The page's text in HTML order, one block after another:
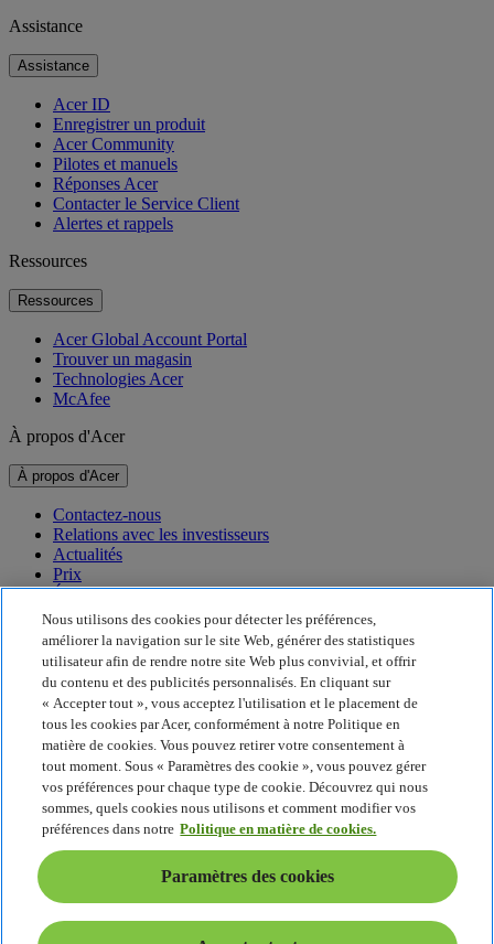
Assistance
Assistance
Acer ID
Enregistrer un produit
Acer Community
Pilotes et manuels
Réponses Acer
Contacter le Service Client
Alertes et rappels
Ressources
Ressources
Acer Global Account Portal
Trouver un magasin
Technologies Acer
McAfee
À propos d'Acer
À propos d'Acer
Contactez-nous
Relations avec les investisseurs
Actualités
Prix
Événements
Développement durable
Développement durable
Responsabilité sociale de l'entreprise
Empreinte carbone du produit
Project Humanity
Earthion
Politique de confidentialité
Politique en matière de cookies
Mentions légales
Informations légales supplémentaires
Politique en matière d'accessibilité
Paramètres des cookies
France - Français
Nous utilisons des cookies pour détecter les préférences,
améliorer la navigation sur le site Web, générer des statistiques
utilisateur afin de rendre notre site Web plus convivial, et offrir
du contenu et des publicités personnalisés. En cliquant sur
« Accepter tout », vous acceptez l'utilisation et le placement de
tous les cookies par Acer, conformément à notre Politique en
matière de cookies. Vous pouvez retirer votre consentement à
tout moment. Sous « Paramètres des cookie », vous pouvez gérer
vos préférences pour chaque type de cookie. Découvrez qui nous
sommes, quels cookies nous utilisons et comment modifier vos
préférences dans notre Politique en matière de cookies.
Paramètres des cookies